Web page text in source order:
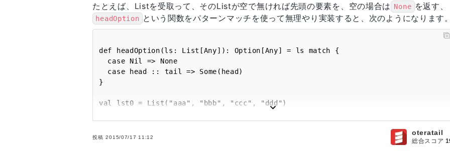
たとえば、Listを受取って、そのListが空で無ければ先頭の要素を、空の場合は None を返す、
headOption という関数をパターンマッチを使って無理やり実装すると、次のようになります
def headOption(ls: List[Any]): Option[Any] = ls match {
}
val lst0 = List("aaa", "bbb", "ccc", "ddd")
val lst1 = List()
投稿 2015/07/17 11:12
oteratail
総合スコア